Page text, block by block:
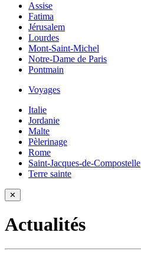
Assise
Fatima
Jérusalem
Lourdes
Mont-Saint-Michel
Notre-Dame de Paris
Pontmain
Voyages
Italie
Jordanie
Malte
Pèlerinage
Rome
Saint-Jacques-de-Compostelle
Terre sainte
✕
Actualités